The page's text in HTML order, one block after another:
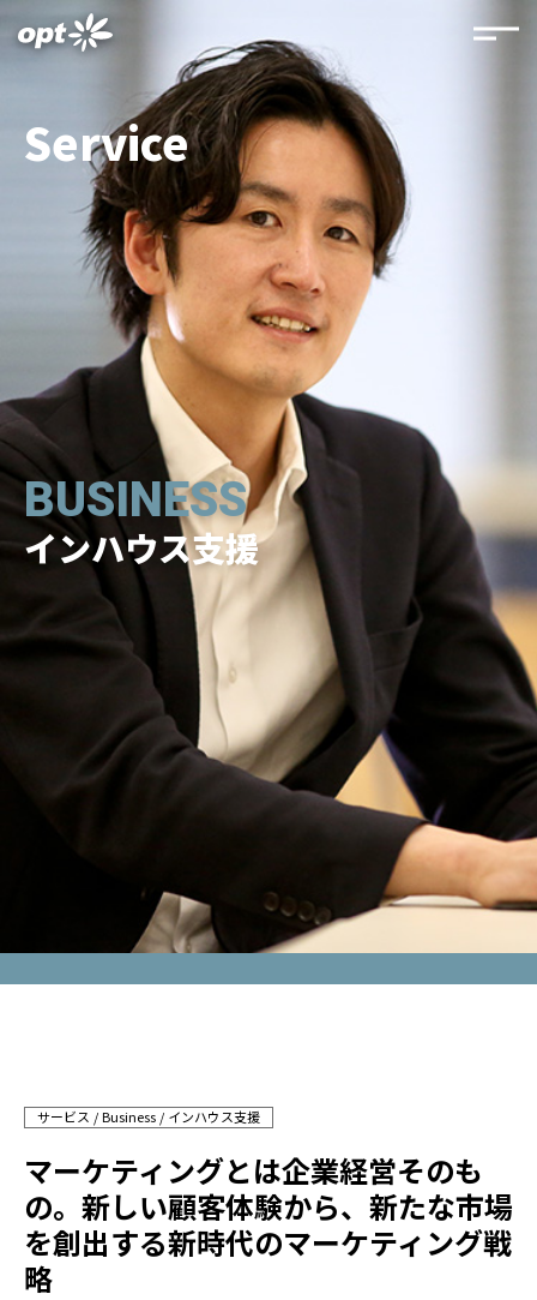
Service
BUSINESS
インハウス支援
サービス Business インハウス支援
マーケティングとは企業経営そのも
の。新しい顧客体験から、新たな市場
を創出する新時代のマーケティング戦
略